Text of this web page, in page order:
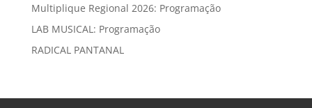
Multiplique Regional 2026: Programação
LAB MUSICAL: Programação
RADICAL PANTANAL